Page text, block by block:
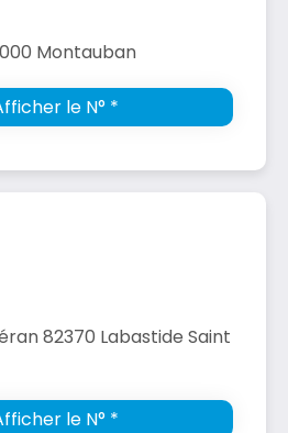
Montauban
le N° *
82370 Labastide Saint
le N° *